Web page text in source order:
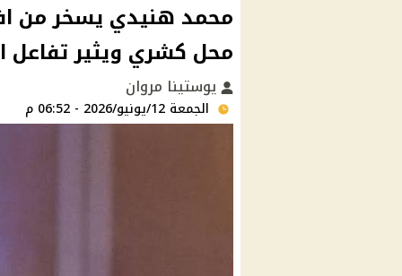
محل كشري ويثير تفاعل
يوستينا مروان
الجمعة 12/يونيو/2026 - 06:52 م